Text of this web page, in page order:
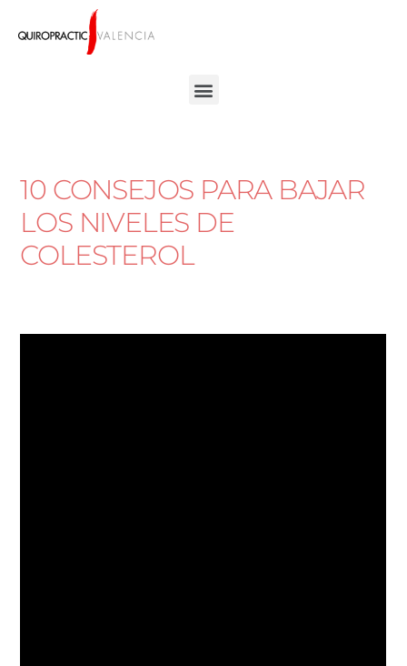
10 CONSEJOS PARA BAJAR
LOS NIVELES DE
COLESTEROL